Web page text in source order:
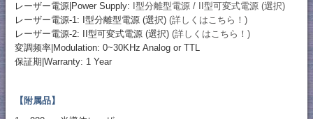
レーザー電源|Power Supply: I型分離型電源 / II型可変式電源 (選択)
レーザー電源-1: I型分離型電源 (選択) (詳しくはこちら！)
レーザー電源-2: II型可変式電源 (選択) (詳しくはこちら！)
変調频率|Modulation: 0~30KHz Analog or TTL
保証期|Warranty: 1 Year
【附属品】